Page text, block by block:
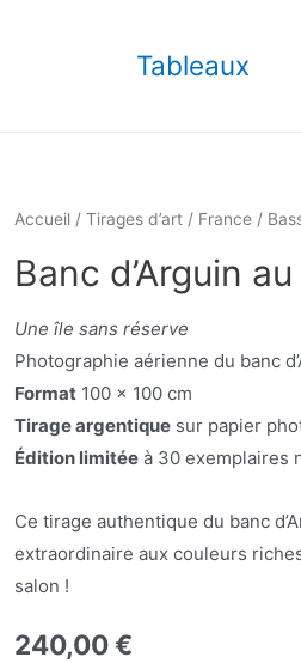
Tableaux
Accueil / Tirages d’art / France /
Banc d’Arguin
Une île sans réserve
Photographie aérienne du banc
Format 100 x 100 cm
Tirage argentique sur papier
Édition limitée à 30 exemplaires
Ce tirage authentique du banc
extraordinaire aux couleurs
salon !
240,00€